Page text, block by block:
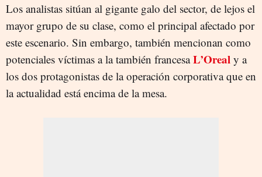
Los analistas sitúan al gigante galo del sector, de lejos el
mayor grupo de su clase, como el principal afectado por
este escenario. Sin embargo, también mencionan como
potenciales víctimas a la también francesaL’Oreal y a
los dos protagonistas de la operación corporativa que en
la actualidad está encima de la mesa.